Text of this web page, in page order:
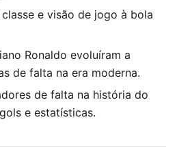
e visão de jogo à bola
Ronaldo evoluíram a
de falta na era moderna.
de falta na história do
e estatísticas.